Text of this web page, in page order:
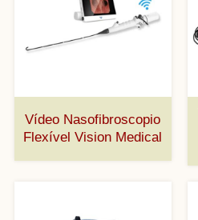
Vídeo Nasofibroscopio
Flexível Vision Medical